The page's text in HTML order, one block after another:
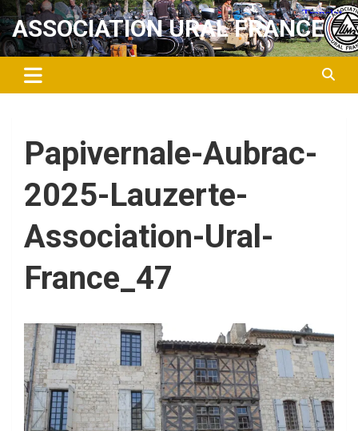
Aller
au
contenu
ASSOCIATION URAL FRANCE
Papivernale-Aubrac-
2025-Lauzerte-
Association-Ural-
France_47